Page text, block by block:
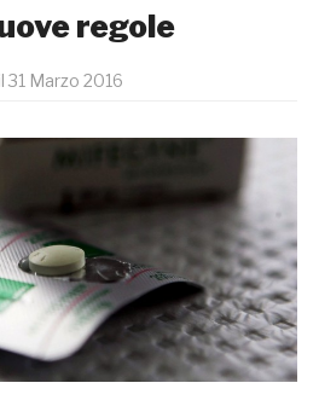
regole
il 31 Marzo 2016